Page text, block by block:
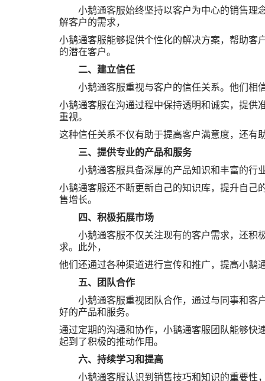
小鹅通客服始终坚持以客户为中心的销售理
解客户的需求，
小鹅通客服能够提供个性化的解决方案，帮助客
的潜在客户。
二、建立信任
小鹅通客服重视与客户的信任关系。他们相
小鹅通客服在沟通过程中保持透明和诚实，提供
重视。
这种信任关系不仅有助于提高客户满意度，还有
三、提供专业的产品和服务
小鹅通客服具备深厚的产品知识和丰富的行
小鹅通客服还不断更新自己的知识库， 提升自己
售增长。
四、积极拓展市场
小鹅通客服不仅关注现有的客户需求，还积
求。此外，
他们还通过各种渠道进行宣传和推广，提高小鹅
五、团队合作
小鹅通客服重视团队合作，通过与同事和客
好的产品和服务。
通过定期的沟通和协作，小鹅通客服团队能够快
起到了积极的推动作用。
六、持续学习和提高
小鹅通客服认识到销售技巧和知识的重要性